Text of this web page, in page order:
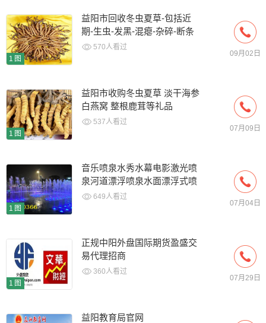
1图
益阳市回收冬虫夏草-包括近
期-生虫-发黑-混瘪-杂碎-断条
草 570人看过
09月02日
1图
益阳市收购冬虫夏草 淡干海参
白燕窝 整根鹿茸等礼品
537人看过
07月09日
1图
音乐喷泉水秀水幕电影激光喷
泉河道漂浮喷泉水面漂浮式喷
泉制作安装
649人看过
07月04日
1图
正规中阳外盘国际期货盈盛交
易代理招商
360人看过
07月29日
益阳教育局官网